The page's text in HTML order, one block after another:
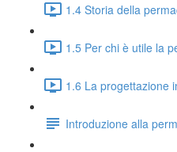
1.4 Storia della
1.5 Per chi è utile la
1.6 La progettazione
Introduzione alla